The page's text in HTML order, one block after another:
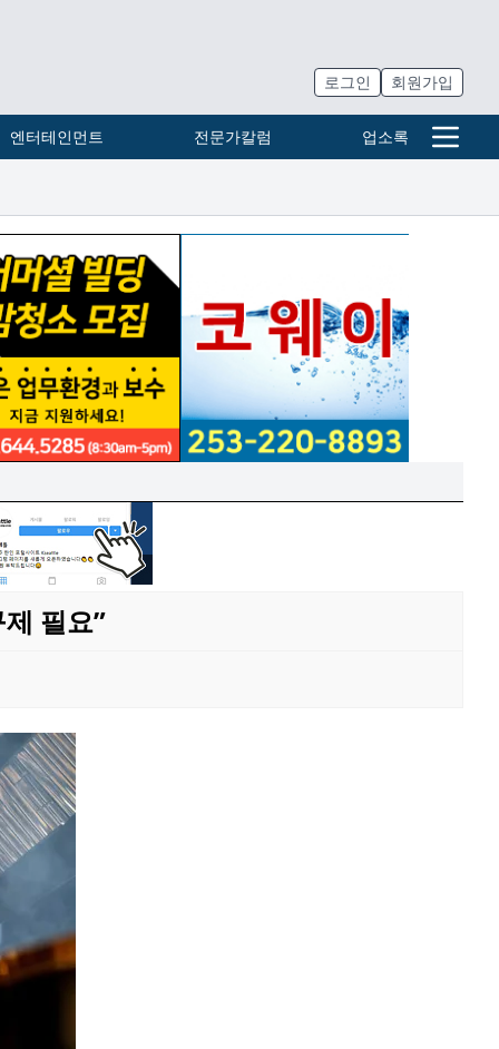
로그인 회원가입
엔터테인먼트 전문가칼럼 업소록
필요”